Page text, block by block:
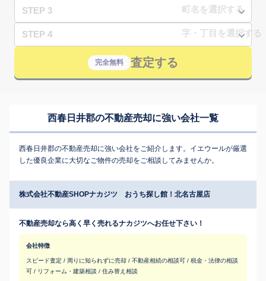
STEP 3
STEP 4
完全無料 査定する
西春日井郡の不動産売却に強い会社一覧
西春日井郡の不動産売却に強い会社をご紹介します。イエウールが厳選
した優良企業に大切なご物件の売却をご相談してみませんか。
株式会社不動産SHOPナカジツ おうち探し館！北名古屋店
不動産売却なら高く早く売れるナカジツへお任せ下さい！
会社特徴
スピード査定 / 周りに知られずに売却 / 不動産相続の相談可 / 税金・法律の相談
可 / リフォーム・建築相談 / 住み替え相談